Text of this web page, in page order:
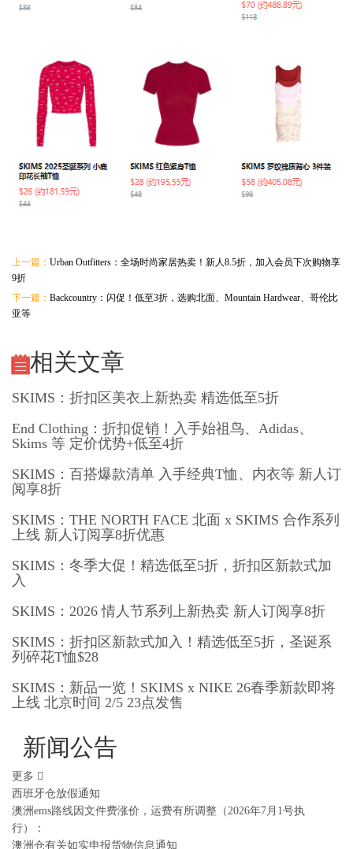
上一篇： Urban Outfitters：全场时尚家居热卖！新人8.5折，加入会员下次购物享
9折
下一篇： Backcountry：闪促！低至3折，选购北面、Mountain Hardwear、哥伦比
亚等
相关文章
SKIMS：折扣区美衣上新热卖 精选低至5折
End Clothing：折扣促销！入手始祖鸟、Adidas、
Skims 等 定价优势+低至4折
SKIMS：百搭爆款清单 入手经典T恤、内衣等 新人订
阅享8折
SKIMS：THE NORTH FACE 北面 x SKIMS 合作系列
上线 新人订阅享8折优惠
SKIMS：冬季大促！精选低至5折，折扣区新款式加
入
SKIMS：2026 情人节系列上新热卖 新人订阅享8折
SKIMS：折扣区新款式加入！精选低至5折，圣诞系
列碎花T恤$28
SKIMS：新品一览！SKIMS x NIKE 26春季新款即将
上线 北京时间 2/5 23点发售
新闻公告
更多
西班牙仓放假通知
澳洲ems路线因文件费涨价，运费有所调整（2026年7月1号执
行）：
澳洲仓有关如实申报货物信息通知